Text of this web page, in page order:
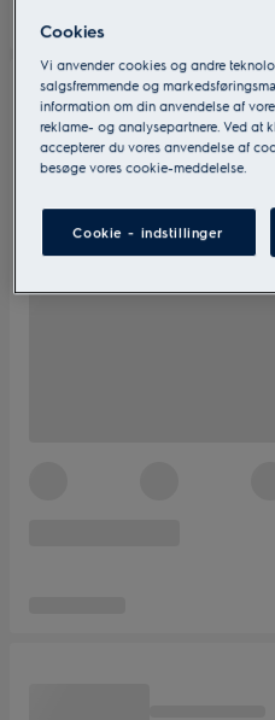
Cookies
Vi anvender cookies og andre
salgsfremmende og
information om din anvendelse af
reklame- og analysepartnere. Ved at
accepterer du vores anvendelse af
besøge vores cookie-meddelelse.
Cookie - indstillinger